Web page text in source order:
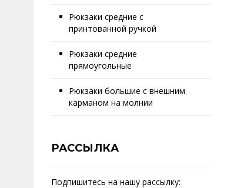
Рюкзаки средние с
принтованной ручкой
Рюкзаки средние
прямоугольные
Рюкзаки большие с внешним
карманом на молнии
РАССЫЛКА
Подпишитесь на нашу рассылку: